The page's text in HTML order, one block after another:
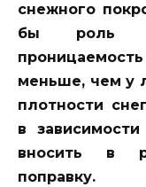
снежного
бы роль
меньше, чем у
плотности
в
вносить в
поправку.